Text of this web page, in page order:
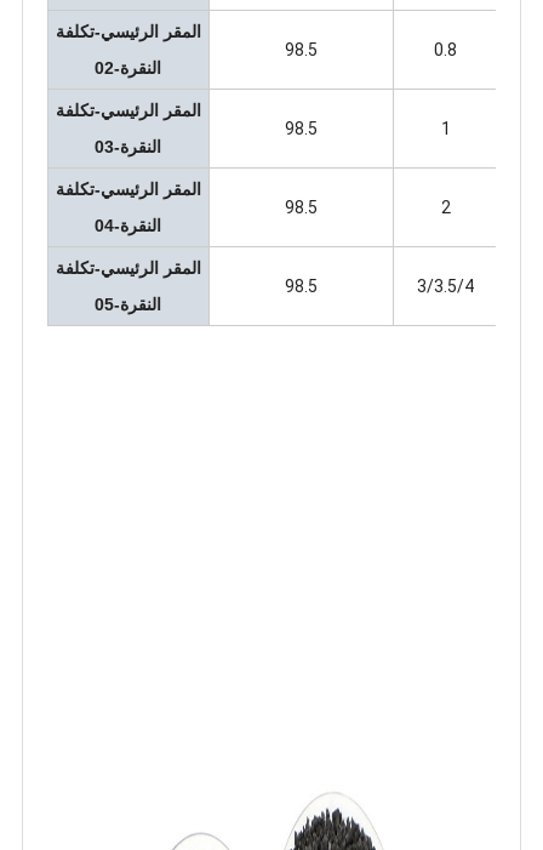
المقر الرئيسي-تكلفة
النقرة-02
98.5 0.8
المقر الرئيسي-تكلفة
النقرة-03
98.5 1
المقر الرئيسي-تكلفة
النقرة-04
98.5 2
المقر الرئيسي-تكلفة
النقرة-05
98.5 3/3.5/4